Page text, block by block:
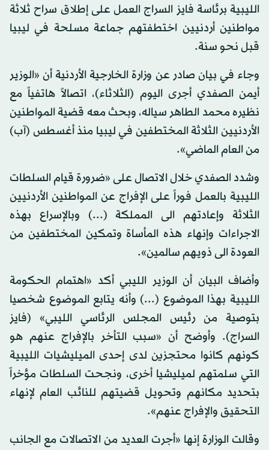
الليبية برئاسة فايز السراج العمل على إطلاق سراح ثلاثة
مواطنين أردنيين اختطفتهم جماعة مسلحة في ليبيا
قبل نحو سنة.
وجاء في بيان صادر عن وزارة الخارجية الأردنية أن «الوزير
أيمن الصفدي أجرى اليوم (الثلاثاء)، اتصالاً هاتفياً مع
نظيره محمد الطاهر سياله، وبحث معه قضية المواطنين
الأردنيين الثلاثة المختطفين في ليبيا منذ أغسطس (آب)
من العام الماضي».
وشدد الصفدي خلال الاتصال على «ضرورة قيام السلطات
الليبية بالعمل فوراً على الإفراج عن المواطنين الأردنيين
الثلاثة وإعادتهم الى المملكة (...) وبالإسراع بهذه
الاجراءات وإنهاء هذه المأساة وتمكين المختطفين من
العودة الى ذويهم سالمين».
وأضاف البيان أن الوزير الليبي أكد «اهتمام الحكومة
الليبية بهذا الموضوع (...) وأنه يتابع الموضوع شخصيا
بتوصية من رئيس المجلس الرئاسي الليبي» (فايز
السراج). وأوضح أن «سبب التأخر بالإفراج عنهم هو
كونهم كانوا محتجزين لدى إحدى الميليشيات الليبية
التي سلمتهم لميليشيا أخرى، ونجحت السلطات مؤخراً
بتحديد مكانهم وتحويل قضيتهم للنائب العام لإنهاء
التحقيق والإفراج عنهم».
وقالت الوزارة إنها «أجرت العديد من الاتصالات مع الجانب